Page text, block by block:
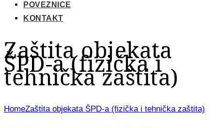
POVEZNICE
KONTAKT
Zaštita objekata
ŠPD-a (fizička i
tehnička zaštita)
HomeZaštita objekata ŠPD-a (fizička i tehnička zaštita)